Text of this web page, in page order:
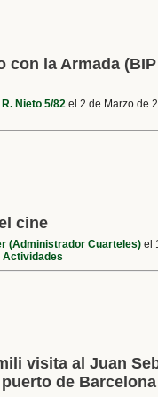
con la Armada
Nieto 5/82 el 2 de Marzo de
cine
(Administrador Cuarteles) el
Actividades
visita al Juan
de